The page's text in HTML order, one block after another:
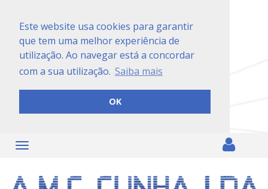
Este website usa cookies para garantir
que tem uma melhor experiência de
utilização. Ao navegar está a concordar
com a sua utilização. Saiba mais
OK